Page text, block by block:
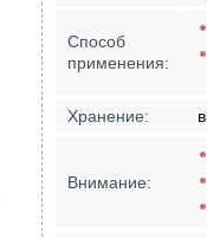
Способ
применения:
Хранение:
Внимание: